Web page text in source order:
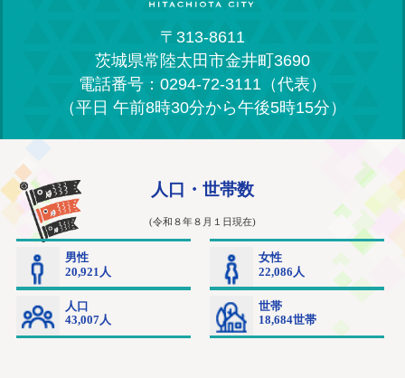
〒313-8611
茨城県常陸太田市金井町3690
電話番号：0294-72-3111（代表）
（平日 午前8時30分から午後5時15分）